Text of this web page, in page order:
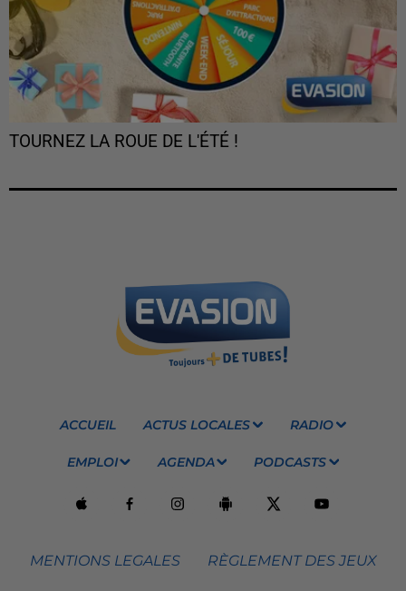
TOURNEZ LA ROUE DE L'ÉTÉ !
ACCUEIL ACTUS LOCALES RADIO
EMPLOI AGENDA PODCASTS
MENTIONS LEGALES RÈGLEMENT DES JEUX